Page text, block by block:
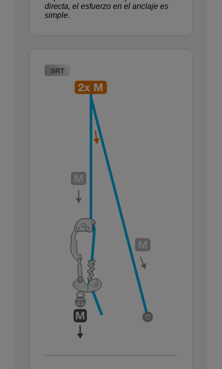
directa, el esfuerzo en el anclaje es
simple.